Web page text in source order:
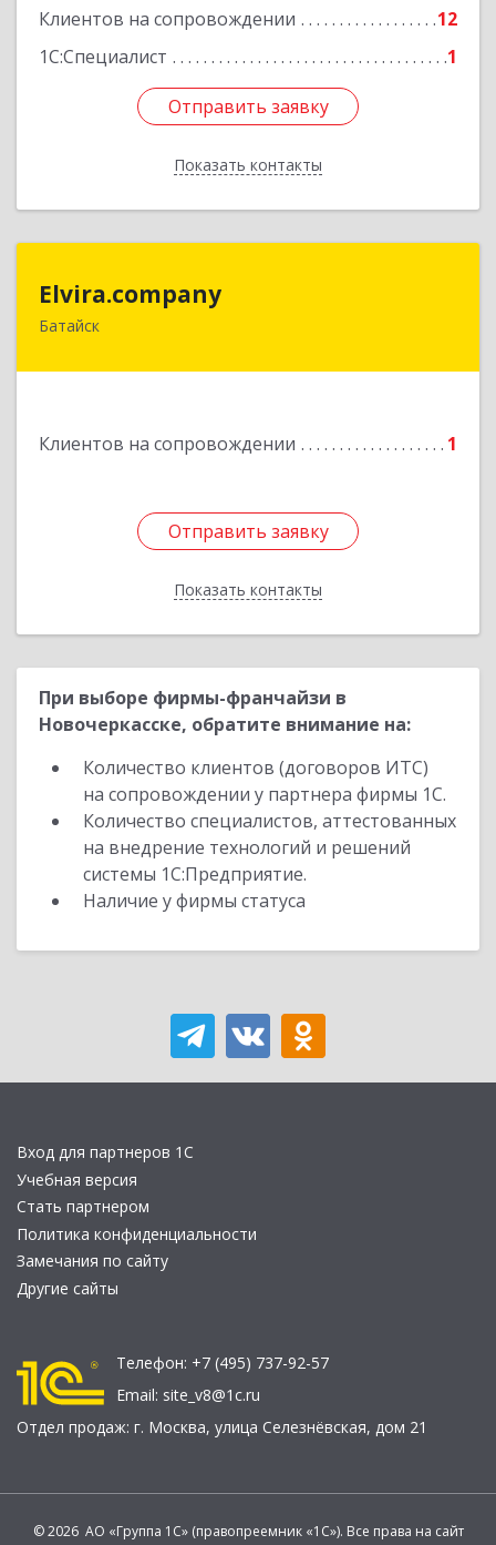
Клиентов на сопровождении
12
1С:Специалист
1
Отправить заявку
Показать контакты
Отправить заявку
Назад
Elvira.company
Батайск
Клиентов на сопровождении 1
Отправить заявку
Показать контакты
Отправить заявку
Назад
При выборе фирмы-франчайзи в
Новочеркасске, обратите внимание на:
Количество клиентов (договоров ИТС)
на сопровождении у партнера фирмы 1С.
Количество специалистов, аттестованных
на внедрение технологий и решений
системы 1С:Предприятие.
Наличие у фирмы статуса
Вход для партнеров 1С
Учебная версия
Стать партнером
Политика конфиденциальности
Замечания по сайту
Другие сайты
Телефон: +7 (495) 737-92-57
Email: site_v8@1c.ru
Отдел продаж: г. Москва, улица Селезнёвская, дом 21
© 2026 АО «Группа 1С» (правопреемник «1С»). Все права на сайт